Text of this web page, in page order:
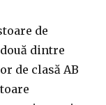
de
dintre
de clasă AB